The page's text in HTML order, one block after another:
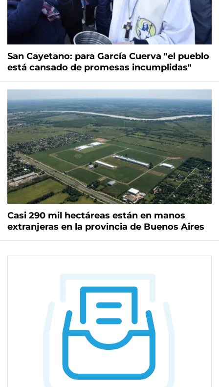
San Cayetano: para García Cuerva "el pueblo
está cansado de promesas incumplidas"
Casi 290 mil hectáreas están en manos
extranjeras en la provincia de Buenos Aires